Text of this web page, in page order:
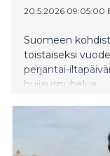
20.5.2026 09:05:00
Suomeen
toistaiseksi
perjantai-
huijauspuhelua.